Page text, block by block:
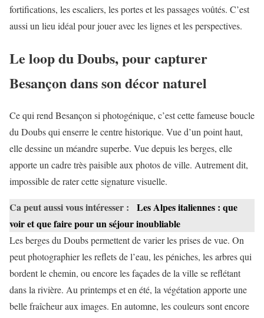
fortifications, les escaliers, les portes et les passages voûtés. C’est
aussi un lieu idéal pour jouer avec les lignes et les perspectives.
Le loop du Doubs, pour capturer
Besançon dans son décor naturel
Ce qui rend Besançon si photogénique, c’est cette fameuse boucle
du Doubs qui enserre le centre historique. Vue d’un point haut,
elle dessine un méandre superbe. Vue depuis les berges, elle
apporte un cadre très paisible aux photos de ville. Autrement dit,
impossible de rater cette signature visuelle.
Ca peut aussi vous intéresser :
Les Alpes italiennes : que
voir et que faire pour un séjour inoubliable
Les berges du Doubs permettent de varier les prises de vue. On
peut photographier les reflets de l’eau, les péniches, les arbres qui
bordent le chemin, ou encore les façades de la ville se reflétant
dans la rivière. Au printemps et en été, la végétation apporte une
belle fraîcheur aux images. En automne, les couleurs sont encore